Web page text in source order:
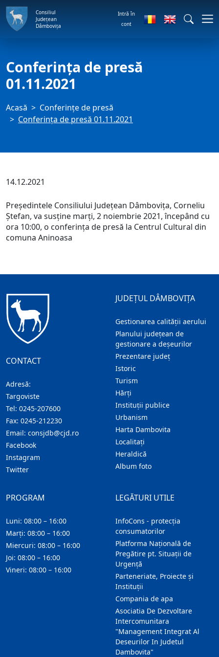
Consiliul
Județean
Dâmbovița
Intră în
cont
Conferința de presă
01.11.2021
Acasă
Conferințe de presă
Conferința de presă 01.11.2021
14.12.2021
Președintele Consiliului Județean Dâmbovița, Corneliu
Ștefan, va susține marți, 2 noiembrie 2021, începând cu
ora 10:00, o conferința de presă la Centrul Cultural din
comuna Aninoasa
CONTACT
Adresă:
Targoviste
Tel: 0245-207600
Fax: 0245-212230
Email: consjdb@cjd.ro
Facebook
Instagram
Twitter
JUDEȚUL DÂMBOVIȚA
Gestionarea calității aerului
Planului județean de
gestionare a deșeurilor
Prezentare judeţ
Istoric
Turism
Hărţi
Instituţii publice
Urbanism
Harta Dambovita
Localitaţi
Heraldică
Album foto
LEGĂTURI UTILE
InfoCons - protecția
consumatorilor
Platforma Națională de
Pregătire pt. Situații de
Urgență
Parteneriate, Proiecte și
Instituții
Compania de apa
Asociatia De Dezvoltare
Intercomunitara
"Management Integrat Al
Deseurilor In Judetul
Dambovita"
PROGRAM
Luni: 08:00 – 16:00
Marți: 08:00 – 16:00
Miercuri: 08:00 – 16:00
Joi: 08:00 – 16:00
Vineri: 08:00 – 16:00